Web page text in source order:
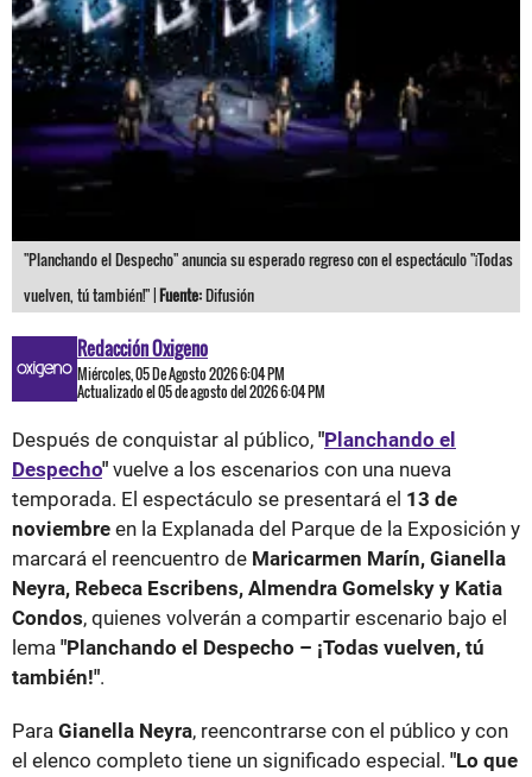
"Planchando el Despecho" anuncia su esperado regreso con el espectáculo "¡Todas
vuelven, tú también!" |Fuente:Difusión
Redacción Oxigeno
Miércoles, 05 De Agosto 2026 6:04 PM
Actualizado el 05 de agosto del 2026 6:04 PM
Después de conquistar al público, "Planchando el
Despecho" vuelve a los escenarios con una nueva
temporada. El espectáculo se presentará el 13 de
noviembre en la Explanada del Parque de la Exposición y
marcará el reencuentro de Maricarmen Marín, Gianella
Neyra, Rebeca Escribens, Almendra Gomelsky y Katia
Condos, quienes volverán a compartir escenario bajo el
lema "Planchando el Despecho – ¡Todas vuelven, tú
también!".
Para Gianella Neyra, reencontrarse con el público y con
el elenco completo tiene un significado especial. "Lo que